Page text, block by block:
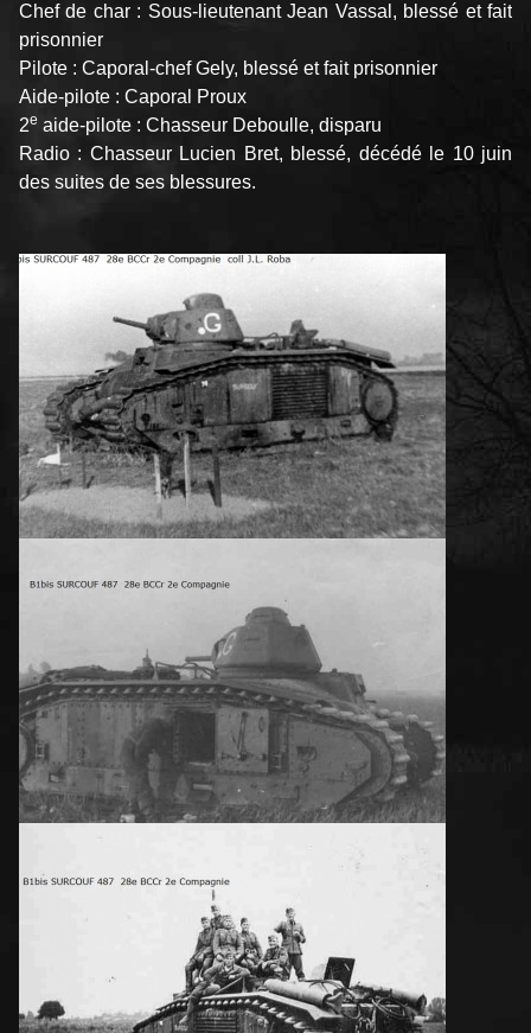
Chef de char : Sous-lieutenant Jean Vassal, blessé et fait
prisonnier
Pilote : Caporal-chef Gely, blessé et fait prisonnier
Aide-pilote : Caporal Proux
2e aide-pilote : Chasseur Deboulle, disparu
Radio : Chasseur Lucien Bret, blessé, décédé le 10 juin
des suites de ses blessures.